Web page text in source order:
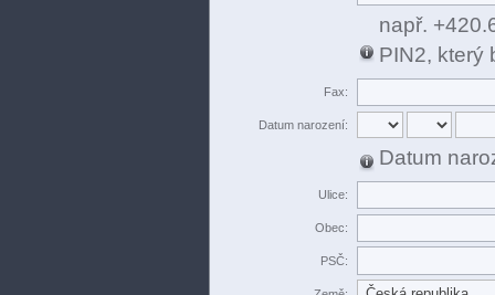
např.
PIN2, který
Fax:
Datum narození:
Datum
Ulice:
Obec:
PSČ: